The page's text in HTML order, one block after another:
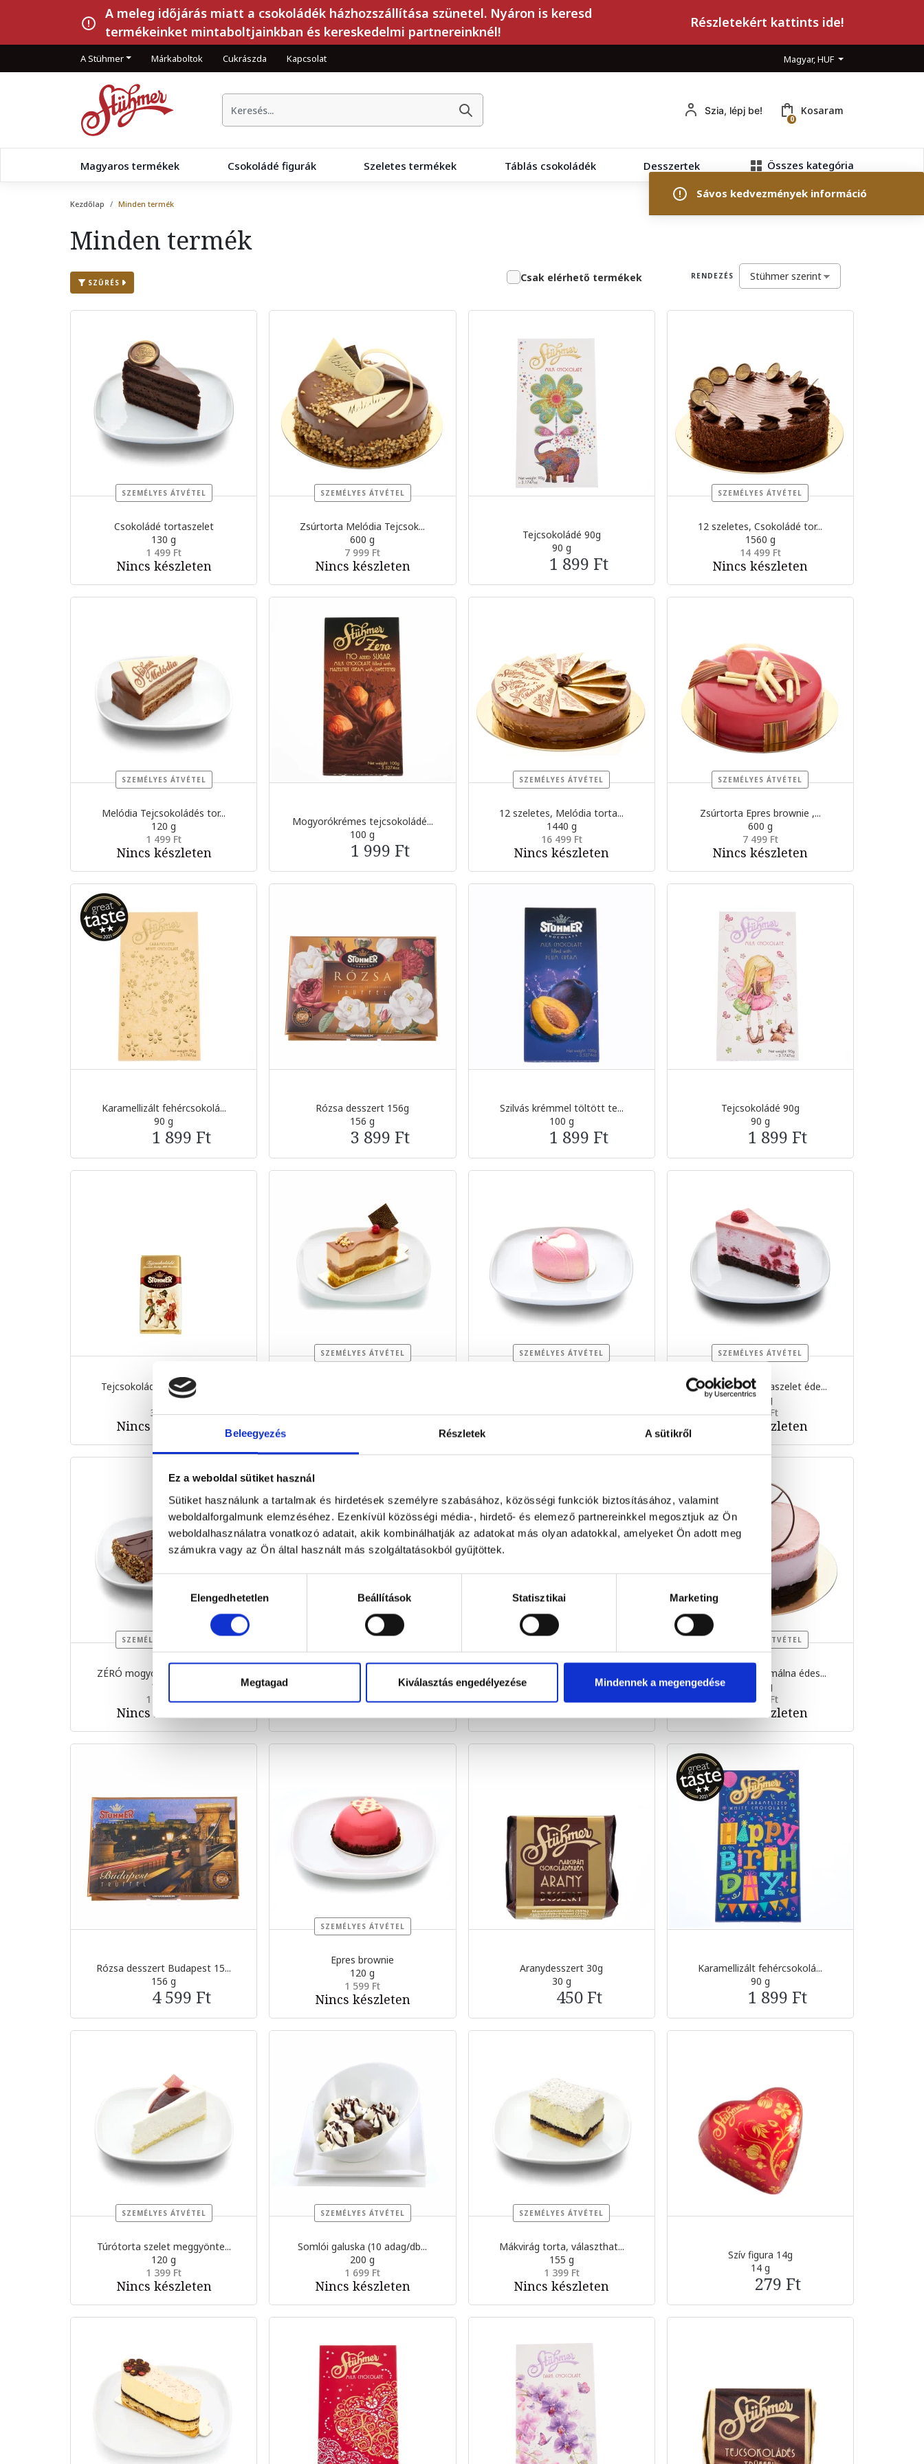
Beleegyezés Részletek A sütikről
Ez a weboldal sütiket használ
Sütiket használunk a tartalmak és hirdetések személyre szabásához, közösségi funkciók biztosításához, valamint
weboldalforgalmunk elemzéséhez. Ezenkívül közösségi média-, hirdető- és elemező partnereinkkel megosztjuk az Ön
weboldalhasználatra vonatkozó adatait, akik kombinálhatják az adatokat más olyan adatokkal, amelyeket Ön adott meg
számukra vagy az Ön által használt más szolgáltatásokból gyűjtöttek.
Hozzájárulás
kiválasztásaElengedhetetlen Beállítások Statisztikai Marketing
Megtagad Kiválasztás engedélyezése Mindennek a megengedése
A meleg időjárás miatt a csokoládék házhozszállítása szünetel. Nyáron is keresd
termékeinket mintaboltjainkban és kereskedelmi partnereinknél!
Részletekért kattints ide!
A Stühmer Márkaboltok Cukrászda Kapcsolat Magyar, HUF
Szia, lépj be!
0
Kosaram
Magyaros termékek Csokoládé figurák Szeletes termékek Táblás csokoládék Desszertek Összes kategória
Kezdőlap Minden termék
Minden termék
Sávos kedvezmények információ
SZŰRÉS Csak elérhető termékek RENDEZÉS
SZEMÉLYES ÁTVÉTEL
Csokoládé tortaszelet
130 g
1 499 Ft
Nincs készleten
SZEMÉLYES ÁTVÉTEL
Zsúrtorta Melódia Tejcsok...
600 g
7 999 Ft
Nincs készleten
Tejcsokoládé 90g
90 g
1 899 Ft
SZEMÉLYES ÁTVÉTEL
12 szeletes, Csokoládé tor...
1560 g
14 499 Ft
Nincs készleten
SZEMÉLYES ÁTVÉTEL
Melódia Tejcsokoládés tor...
120 g
1 499 Ft
Nincs készleten
Mogyorókrémes tejcsokoládé...
100 g
1 999 Ft
SZEMÉLYES ÁTVÉTEL
12 szeletes, Melódia torta...
1440 g
16 499 Ft
Nincs készleten
SZEMÉLYES ÁTVÉTEL
Zsúrtorta Epres brownie ,...
600 g
7 499 Ft
Nincs készleten
Karamellizált fehércsokolá...
90 g
1 899 Ft
Rózsa desszert 156g
156 g
3 899 Ft
Szilvás krémmel töltött te...
100 g
1 899 Ft
Tejcsokoládé 90g
90 g
1 899 Ft
Tejcsokoládé táblácska kar...
20 g
399 Ft
Nincs készleten
SZEMÉLYES ÁTVÉTEL
1 499 Ft
SZEMÉLYES ÁTVÉTEL
1 299 Ft
SZEMÉLYES ÁTVÉTEL
ZÉRÓ málna tortaszelet éde...
125 g
1 599 Ft
Nincs készleten
SZEMÉLYES ÁTVÉTEL
ZÉRÓ mogyorós tortaszelet...
115 g
1 599 Ft
Nincs készleten
Bodzás krémmel töltött étc...
1 899 Ft
Étcsokoládé motoros 90g
1 899 Ft
SZEMÉLYES ÁTVÉTEL
Zsúrtorta ZÉRÓ málna édes...
600 g
7 999 Ft
Nincs készleten
Rózsa desszert Budapest 15...
156 g
4 599 Ft
SZEMÉLYES ÁTVÉTEL
Epres brownie
120 g
1 599 Ft
Nincs készleten
Aranydesszert 30g
30 g
450 Ft
Karamellizált fehércsokolá...
90 g
1 899 Ft
SZEMÉLYES ÁTVÉTEL
Túrótorta szelet meggyönte...
120 g
1 399 Ft
Nincs készleten
SZEMÉLYES ÁTVÉTEL
Somlói galuska (10 adag/db...
200 g
1 699 Ft
Nincs készleten
SZEMÉLYES ÁTVÉTEL
Mákvirág torta, választhat...
155 g
1 399 Ft
Nincs készleten
Szív figura 14g
14 g
279 Ft